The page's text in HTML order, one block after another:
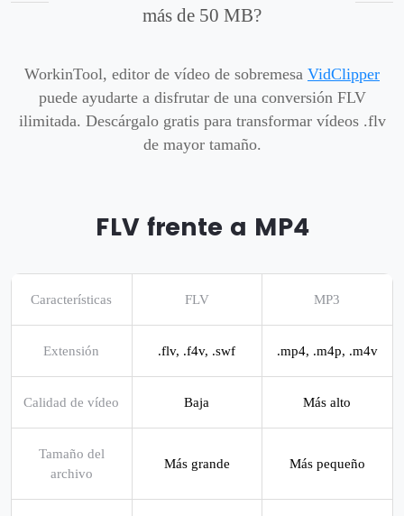
más de 50 MB?
WorkinTool, editor de vídeo de sobremesa VidClipper
puede ayudarte a disfrutar de una conversión FLV
ilimitada. Descárgalo gratis para transformar vídeos .flv
de mayor tamaño.
FLV frente a MP4
Características FLV MP3
Extensión .flv, .f4v, .swf .mp4, .m4p, .m4v
Calidad de vídeo Baja Más alto
Tamaño del
archivo
Más grande Más pequeño